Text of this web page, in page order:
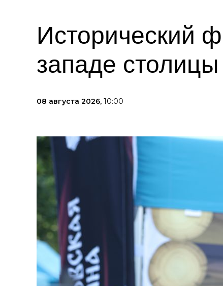
Исторический
западе столицы
08 августа 2026, 10:00